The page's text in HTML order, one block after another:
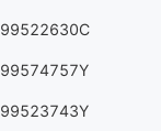
99522630C
99574757Y
99523743Y